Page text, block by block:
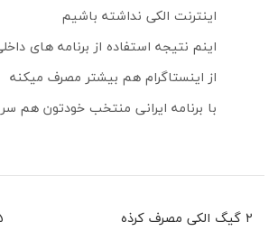
اینترنت الکی نداشته باشیم
اینم نتیجه استفاده از برنامه های
از اینستاگرام هم بیشتر مصرف میکنه
با برنامه ایرانی منتخب خودتون هم سر
۲ گیگ الکی مصرف کرذه